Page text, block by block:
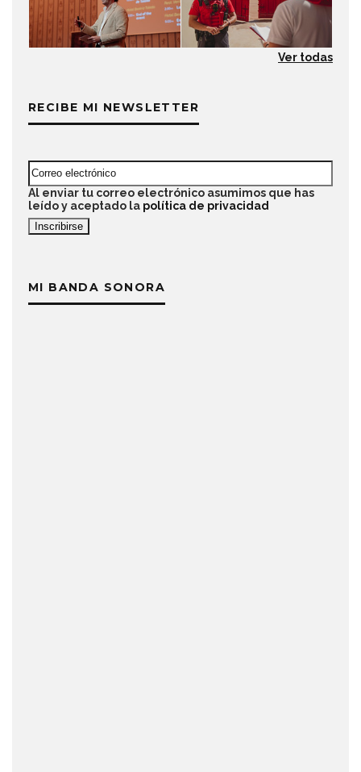
Ver todas
RECIBE MI NEWSLETTER
Al enviar tu correo electrónico asumimos que has
leído y aceptado la política de privacidad
MI BANDA SONORA